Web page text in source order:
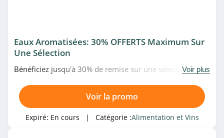
Eaux Aromatisées: 30% OFFERTS Maximum Sur
Une Sélection
Bénéficiez jusqu'à 30% de remise sur une sélection
plus!
Voir plus
Voir la promo
Expiré: En cours | Catégorie :Alimentation et Vins